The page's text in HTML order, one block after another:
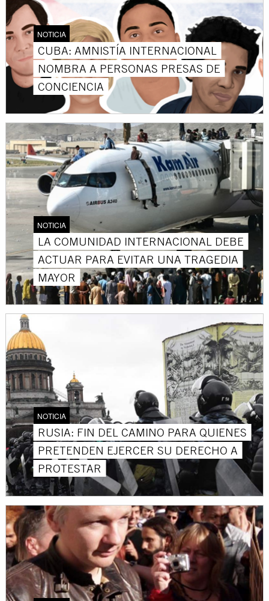
NOTICIA
CUBA: AMNISTÍA INTERNACIONAL
NOMBRA A PERSONAS PRESAS DE
CONCIENCIA
NOTICIA
LA COMUNIDAD INTERNACIONAL DEBE
ACTUAR PARA EVITAR UNA TRAGEDIA
MAYOR
NOTICIA
RUSIA: FIN DEL CAMINO PARA QUIENES
PRETENDEN EJERCER SU DERECHO A
PROTESTAR